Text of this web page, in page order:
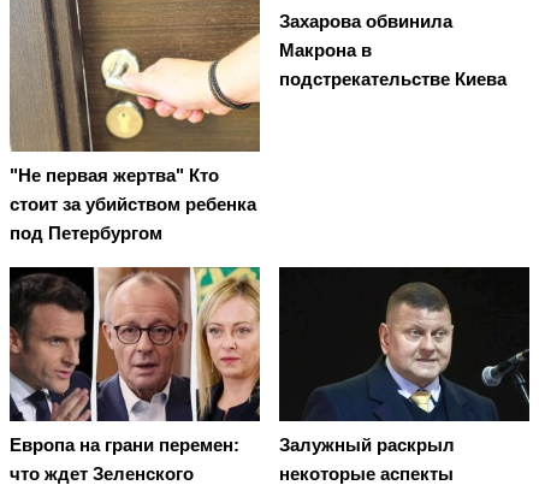
"Не первая жертва" Кто
стоит за убийством ребенка
под Петербургом
Захарова обвинила
Макрона в
подстрекательстве Киева
Европа на грани перемен:
что ждет Зеленского
Залужный раскрыл
некоторые аспекты